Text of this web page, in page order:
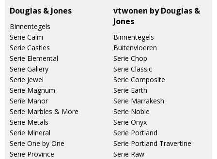
Douglas & Jones
Binnentegels
Serie Calm
Serie Castles
Serie Elemental
Serie Gallery
Serie Jewel
Serie Magnum
Serie Manor
Serie Marbles & More
Serie Metals
Serie Mineral
Serie One by One
Serie Province
vtwonen by Douglas &
Jones
Binnentegels
Buitenvloeren
Serie Chop
Serie Classic
Serie Composite
Serie Earth
Serie Marrakesh
Serie Noble
Serie Onyx
Serie Portland
Serie Portland Travertine
Serie Raw